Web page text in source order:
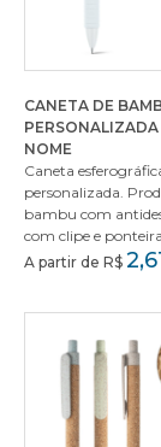
CANETA DE
PERSONALIZADA
NOME
Caneta
personalizada.
bambu com
com clipe e
A partir de R$